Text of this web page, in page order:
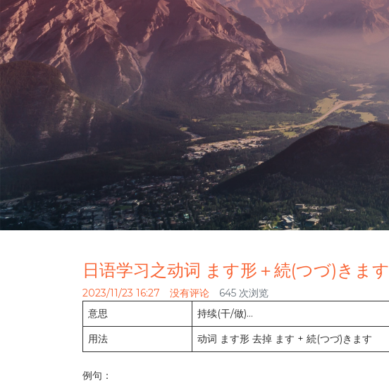
日语学习之动词 ます形＋続(つづ)きます
2023/11/23 16:27 没有评论
645 次浏览
意思
持续(干/做)…
用法
动词 ます形 去掉 ます + 続(つづ)きます
例句：